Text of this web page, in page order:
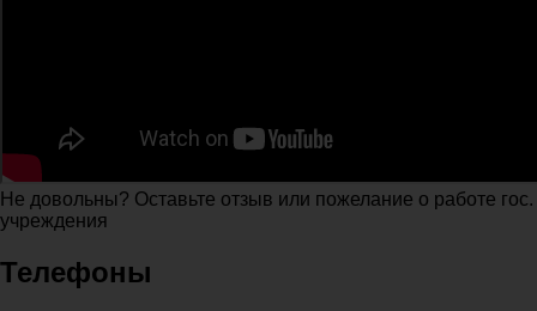
Не довольны? Оставьте отзыв или пожелание о работе гос.
учреждения
Телефоны